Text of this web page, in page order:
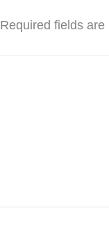
Required fields are